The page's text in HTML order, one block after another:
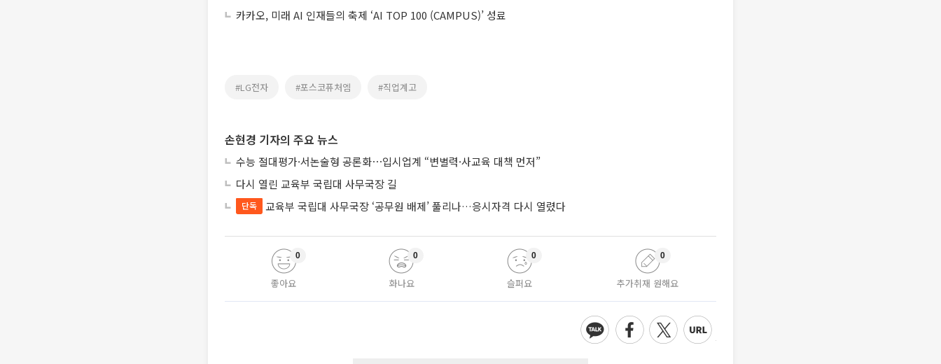
카카오, 미래 AI 인재들의 축제 ‘AI TOP 100 (CAMPUS)’ 성료
#LG전자 #포스코퓨처엠 #직업계고
손현경 기자의 주요 뉴스
수능 절대평가·서논술형 공론화⋯입시업계 “변별력·사교육 대책 먼저”
다시 열린 교육부 국립대 사무국장 길
단독 교육부 국립대 사무국장 ‘공무원 배제’ 풀리나…응시자격 다시 열렸다
좋아요
0
화나요
0
슬퍼요
0
추가취재 원해요
0